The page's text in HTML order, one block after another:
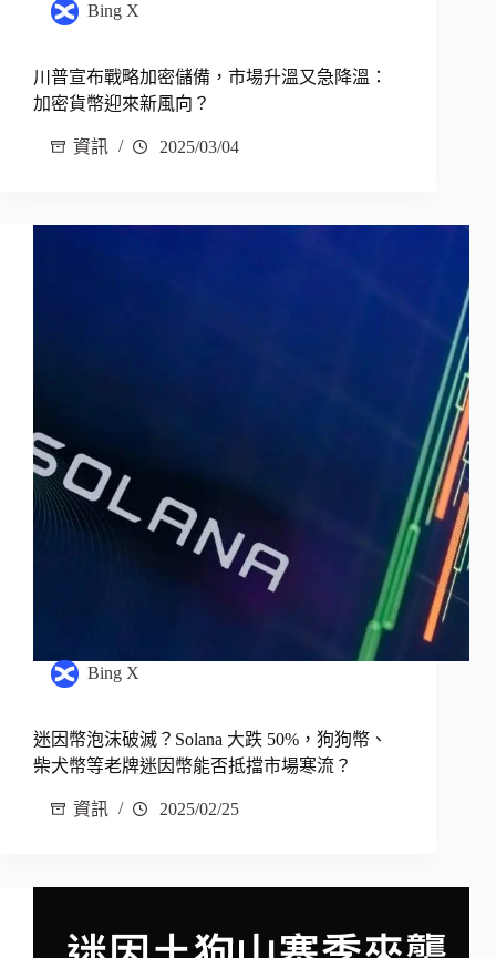
Bing X
川普宣布戰略加密儲備，市場升溫又急降溫：
加密貨幣迎來新風向？
資訊 2025/03/04
Bing X
迷因幣泡沫破滅？Solana 大跌 50%，狗狗幣、
柴犬幣等老牌迷因幣能否抵擋市場寒流？
資訊 2025/02/25